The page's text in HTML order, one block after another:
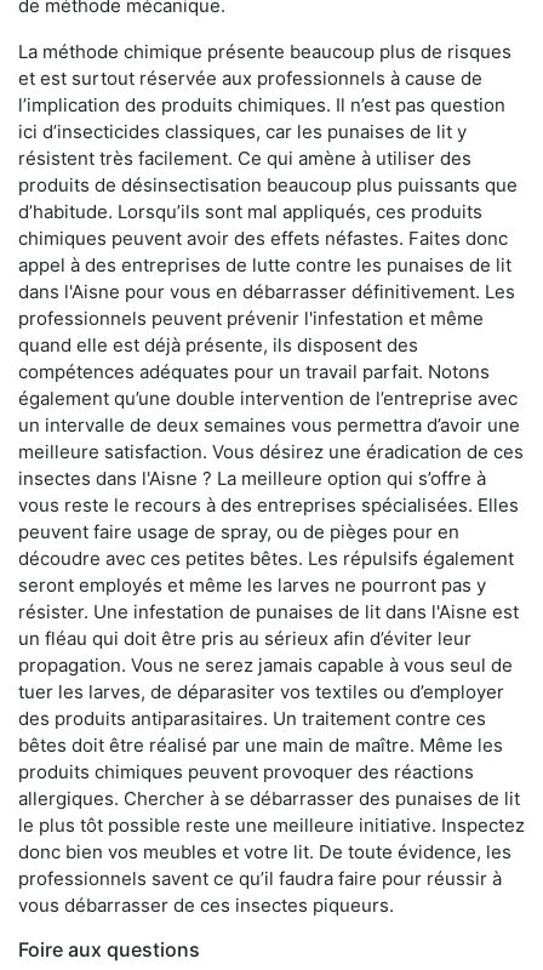
de méthode mécanique.
La méthode chimique présente beaucoup plus de risques
et est surtout réservée aux professionnels à cause de
l’implication des produits chimiques. Il n’est pas question
ici d’insecticides classiques, car les punaises de lit y
résistent très facilement. Ce qui amène à utiliser des
produits de désinsectisation beaucoup plus puissants que
d’habitude. Lorsqu’ils sont mal appliqués, ces produits
chimiques peuvent avoir des effets néfastes. Faites donc
appel à des entreprises de lutte contre les punaises de lit
dans l'Aisne pour vous en débarrasser définitivement. Les
professionnels peuvent prévenir l'infestation et même
quand elle est déjà présente, ils disposent des
compétences adéquates pour un travail parfait. Notons
également qu’une double intervention de l’entreprise avec
un intervalle de deux semaines vous permettra d’avoir une
meilleure satisfaction. Vous désirez une éradication de ces
insectes dans l'Aisne ? La meilleure option qui s’offre à
vous reste le recours à des entreprises spécialisées. Elles
peuvent faire usage de spray, ou de pièges pour en
découdre avec ces petites bêtes. Les répulsifs également
seront employés et même les larves ne pourront pas y
résister. Une infestation de punaises de lit dans l'Aisne est
un fléau qui doit être pris au sérieux afin d’éviter leur
propagation. Vous ne serez jamais capable à vous seul de
tuer les larves, de déparasiter vos textiles ou d’employer
des produits antiparasitaires. Un traitement contre ces
bêtes doit être réalisé par une main de maître. Même les
produits chimiques peuvent provoquer des réactions
allergiques. Chercher à se débarrasser des punaises de lit
le plus tôt possible reste une meilleure initiative. Inspectez
donc bien vos meubles et votre lit. De toute évidence, les
professionnels savent ce qu’il faudra faire pour réussir à
vous débarrasser de ces insectes piqueurs.
Foire aux questions